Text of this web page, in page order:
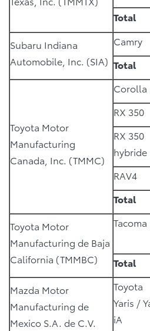
Total
Subaru Indiana
Automobile, Inc. (SIA)
Camry
Total
Toyota Motor
Manufacturing
Canada, Inc. (TMMC)
Corolla
RX 350
RX 350
hybride
RAV4
Total
Toyota Motor
Manufacturing de Baja
California (TMMBC)
Tacoma
Total
Mazda Motor
Manufacturing de
Mexico S.A. de C.V.
Toyota
Yaris /
iA